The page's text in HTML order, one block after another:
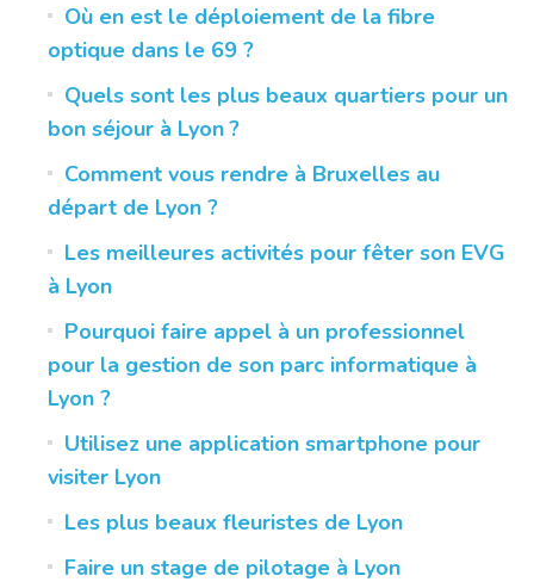
Où en est le déploiement de la fibre
optique dans le 69 ?
Quels sont les plus beaux quartiers pour un
bon séjour à Lyon ?
Comment vous rendre à Bruxelles au
départ de Lyon ?
Les meilleures activités pour fêter son EVG
à Lyon
Pourquoi faire appel à un professionnel
pour la gestion de son parc informatique à
Lyon ?
Utilisez une application smartphone pour
visiter Lyon
Les plus beaux fleuristes de Lyon
Faire un stage de pilotage à Lyon